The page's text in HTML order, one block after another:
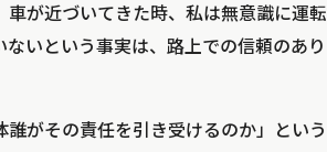
が近づいてきた時、私は無意識に運転
いという事実は、路上での信頼のあり
がその責任を引き受けるのか」という